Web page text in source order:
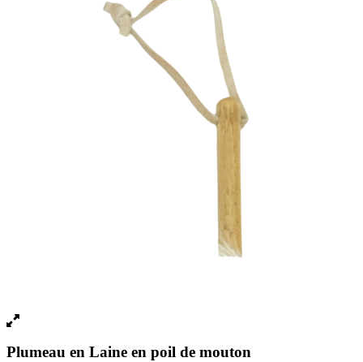
Plumeau en Laine en poil de mouton